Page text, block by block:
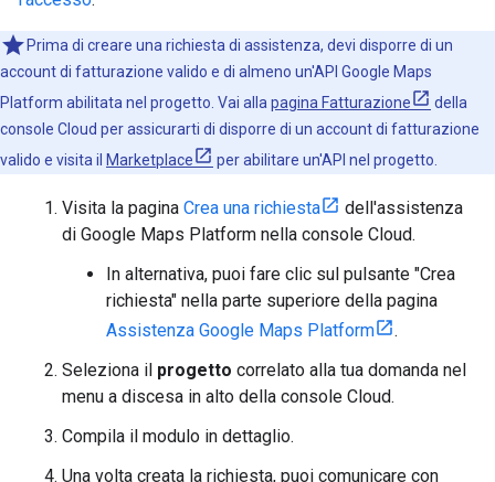
Prima di creare una richiesta di assistenza, devi disporre di un
account di fatturazione valido e di almeno un'API Google Maps
Platform abilitata nel progetto. Vai alla pagina Fatturazione
della
console Cloud per assicurarti di disporre di un account di fatturazione
valido e visita il Marketplace per abilitare un'API nel progetto.
Visita la pagina Crea una richiesta
dell'assistenza
di Google Maps Platform nella console Cloud.
In alternativa, puoi fare clic sul pulsante "Crea
richiesta" nella parte superiore della pagina
Assistenza Google Maps Platform
.
Seleziona il progetto correlato alla tua domanda nel
menu a discesa in alto della console Cloud.
Compila il modulo in dettaglio.
Una volta creata la richiesta, puoi comunicare con